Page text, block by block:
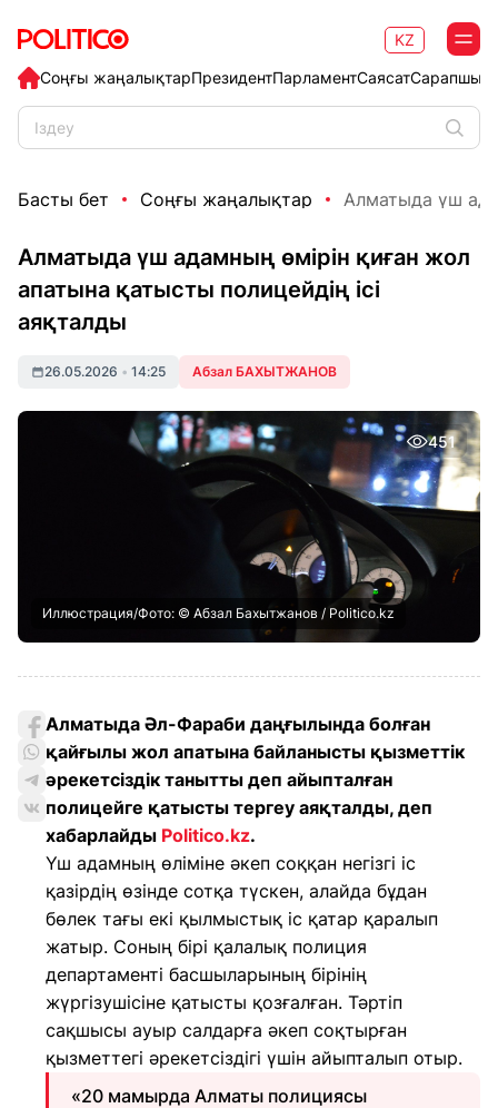
Соңғы жаңалықтарПрезидентПарламентСаясат
KZ
Басты бет Соңғы жаңалықтар Алматыда үш
Алматыда үш адамның өмірін қиған жол
апатына қатысты полицейдің ісі
аяқталды
26.05.2026 • 14:25 Абзал БАХЫТЖАНОВ
451
Иллюстрация/Фото: © Абзал Бахытжанов / Politico.kz
Алматыда Әл-Фараби даңғылында болған
қайғылы жол апатына байланысты қызметтік
әрекетсіздік танытты деп айыпталған
полицейге қатысты тергеу аяқталды, деп
хабарлайды Politico.kz.
Үш адамның өліміне әкеп соққан негізгі іс
қазірдің өзінде сотқа түскен, алайда бұдан
бөлек тағы екі қылмыстық іс қатар қаралып
жатыр. Соның бірі қалалық полиция
департаменті басшыларының бірінің
жүргізушісіне қатысты қозғалған. Тәртіп
сақшысы ауыр салдарға әкеп соқтырған
қызметтегі әрекетсіздігі үшін айыпталып отыр.
«20 мамырда Алматы полициясы